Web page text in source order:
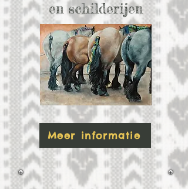
en schilderijen
Meer informatie